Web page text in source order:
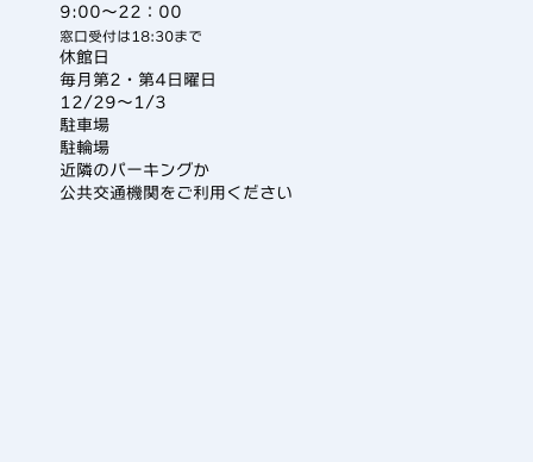
9:00〜22：00
窓口受付は18:30まで
休館日
毎月第2・第4日曜日
12/29〜1/3
駐車場
駐輪場
近隣のパーキングか
公共交通機関をご利用ください